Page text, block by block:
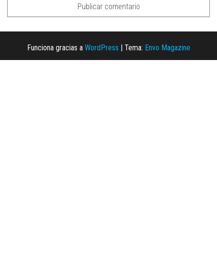
Funciona gracias a WordPress Tema: Envo Magazine